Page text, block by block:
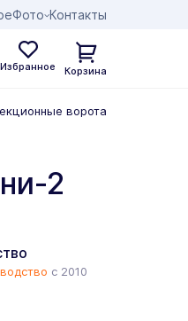
Фото Контакты
Избранное Корзина
ворота
2
с 2010